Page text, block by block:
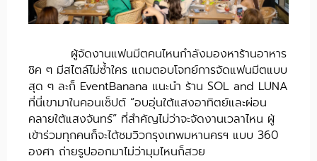
ผู้จัดงานแฟนมีตคนไหนกำลังมองหาร้านอาหาร
ชิค ๆ มีสไตล์ไม่ซ้ำใคร แถมตอบโจทย์การจัดแฟนมีตแบบ
สุด ๆ ละก็ EventBanana แนะนำ ร้าน SOL and LUNA
ที่นี่เขามาในคอนเซ็ปต์ “อบอุ่นใต้แสงอาทิตย์และผ่อน
คลายใต้แสงจันทร์” ที่สำคัญไม่ว่าจะจัดงานเวลาไหน ผู้
เข้าร่วมทุกคนก็จะได้ชมวิวกรุงเทพมหานครฯ แบบ 360
องศา ถ่ายรูปออกมาไม่ว่ามุมไหนก็สวย